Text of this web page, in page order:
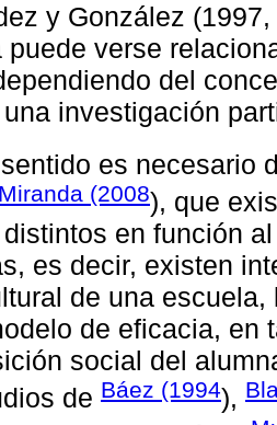
y González
puede verse
del
investigación
es necesario
Miranda (2008), que
en función
es decir, existen
de una
de eficacia, en
social del
de Báez (1994),